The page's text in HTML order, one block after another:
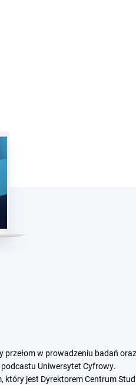
w prowadzeniu badań
Uniwersytet Cyfrowy.
jest Dyrektorem Centrum